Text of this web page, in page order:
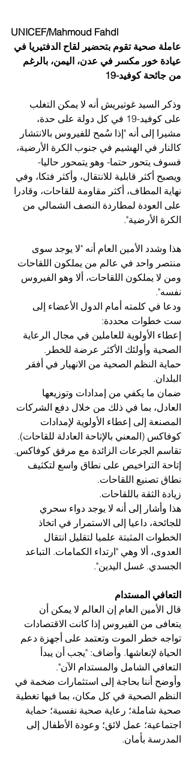
UNICEF/Mahmoud Fahdl
عاملة صحية تقوم بتحضير لقاح الدفتيريا في
عيادة خور مكسر في عدن، اليمن، بالرغم
من جائحة كوفيد-19
وذكر السيد غوتيريش أنه لا يمكن التغلب
على كوفيد-19 في كل دولة على حدة،
مشيرا إلى أنه "إذا سُمح للفيروس بالانتشار
كالنار في الهشيم في جنوب الكرة الأرضية،
فسوف يتحور حتما- وهو يتمحور حاليا-
ويصبح أكثر قابلية للانتقال، وأكثر فتكا، وفي
نهاية المطاف، أكثر مقاومة للقاحات، وقادرا
على العودة لمطاردة النصف الشمالي من
الكرة الأرضية".
هذا وشدد الأمين العام أنه "لا يوجد سوى
منتصر واحد في عالم من يملكون اللقاحات
ومن لا يملكون اللقاحات، ألا وهو الفيروس
نفسه".
ودعا في كلمته أمام الدول الأعضاء إلى
ست خطوات محددة:
إعطاء الأولوية للعاملين في مجال الرعاية
الصحية وأولئك الأكثر عرضة للخطر.
حماية النظم الصحية من الانهيار في أفقر
البلدان.
ضمان ما يكفي من إمدادات وتوزيعها
العادل، بما في ذلك من خلال دفع الشركات
المصنعة إلى إعطاء الأولوية لإمدادات
كوفاكس (المعني بالإتاحة العادلة للقاحات).
تقاسم الجرعات الزائدة مع مرفق كوفاكس.
إتاحة التراخيص على نطاق واسع لتكثيف
نطاق تصنيع اللقاحات.
زيادة الثقة باللقاحات.
هذا وأشار إلى أنه لا يوجد دواء سحري
للجائحة، داعيا إلى الاستمرار في اتخاذ
الخطوات المثبتة علميا لتقليل انتقال
العدوى، ألا وهي "ارتداء الكمامات. التباعد
الجسدي. غسل اليدين".
التعافي المستدام
قال الأمين العام إن العالم لا يمكن أن
يتعافى من الفيروس إذا كانت الاقتصادات
تواجه خطر الموت وتعتمد على أجهزة دعم
الحياة لإنعاشها. وأضاف: "يجب أن يبدأ
التعافي الشامل والمستدام الآن".
وأوضح أننا بحاجة إلى استثمارات ضخمة في
النظم الصحية في كل مكان، بما فيها تغطية
صحية شاملة؛ رعاية صحية نفسية؛ حماية
اجتماعية؛ عمل لائق؛ وعودة الأطفال إلى
المدرسة بأمان.